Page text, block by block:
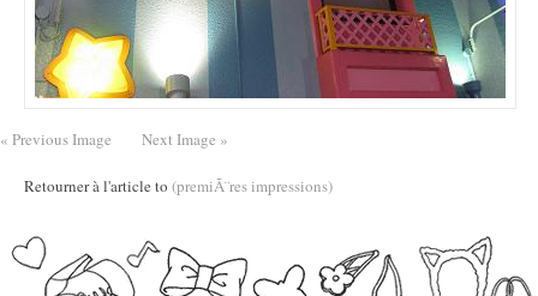
« Previous Image Next Image »
Retourner à l'article to (premiÃ¨res impressions)